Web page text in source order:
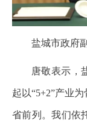
盐城市政府
唐敬表示，
起以“5+2”产业
省前列。我们依